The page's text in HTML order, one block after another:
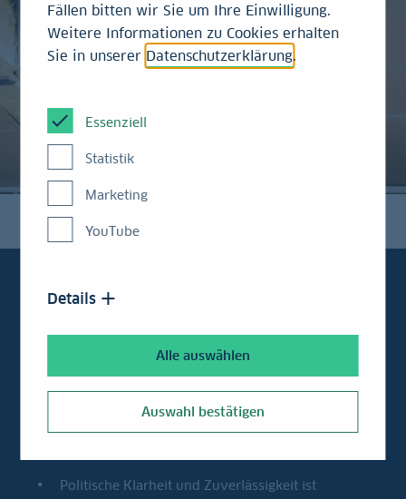
Sanierungsquoten in Europa müssen sich
verdreifachen
Politische Klarheit und Zuverlässigkeit ist
Fällen bitten wir Sie um Ihre Einwilligung.
Weitere Informationen zu Cookies erhalten
Sie in unserer Datenschutzerklärung.
Essenziell
Statistik
Marketing
YouTube
Details
Alle auswählen
Auswahl bestätigen